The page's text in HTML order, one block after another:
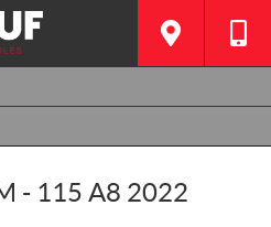
- 115 A8 2022